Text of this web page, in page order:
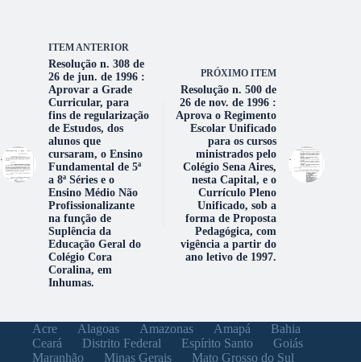
ITEM ANTERIOR
Resolução n. 308 de
26 de jun. de 1996 :
Aprovar a Grade
Curricular, para
fins de regularização
de Estudos, dos
alunos que
cursaram, o Ensino
Fundamental de 5ª
a 8ª Séries e o
Ensino Médio Não
Profissionalizante
na função de
Suplência da
Educação Geral do
Colégio Cora
Coralina, em
Inhumas.
PRÓXIMO ITEM
Resolução n. 500 de
26 de nov. de 1996 :
Aprova o Regimento
Escolar Unificado
para os cursos
ministrados pelo
Colégio Sena Aires,
nesta Capital, e o
Currículo Pleno
Unificado, sob a
forma de Proposta
Pedagógica, com
vigência a partir do
ano letivo de 1997.
Acre Alagoas Amazonas Amapá
Bahia
Ceará
Distrito Federal Espírito Santo
Goiás
Maranhão
Minas Gerais Mato Grosso do Sul